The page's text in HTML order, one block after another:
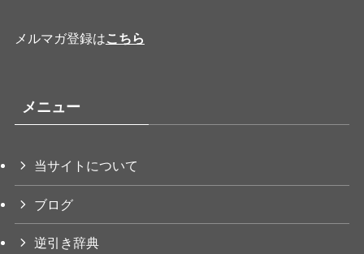
メルマガ登録はこちら
メニュー
当サイトについて
ブログ
逆引き辞典